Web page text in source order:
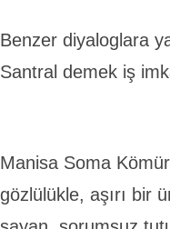
Benzer diyaloglara
Santral demek iş
Manisa Soma
gözlülükle, aşırı bir